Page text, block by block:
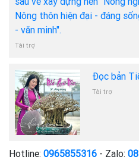
Nông thôn hiện đại - đáng
- văn minh".
Tài trợ
Đọc bản
Tài trợ
Hotline: 0965855316 - Zalo: